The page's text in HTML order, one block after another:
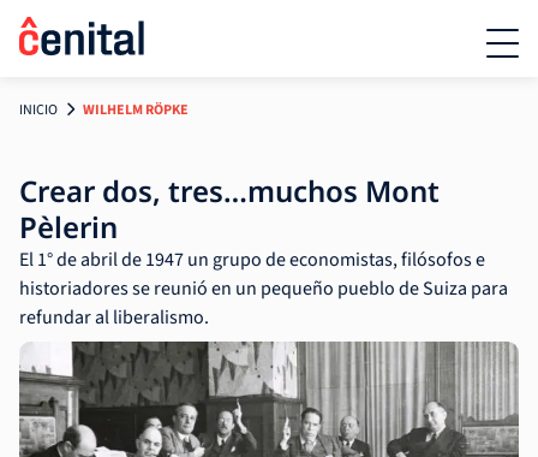
INICIO WILHELM RÖPKE
Crear dos, tres…muchos Mont
Pèlerin
El 1° de abril de 1947 un grupo de economistas, filósofos e
historiadores se reunió en un pequeño pueblo de Suiza para
refundar al liberalismo.